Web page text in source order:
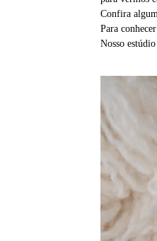
Confira
Para
Nosso